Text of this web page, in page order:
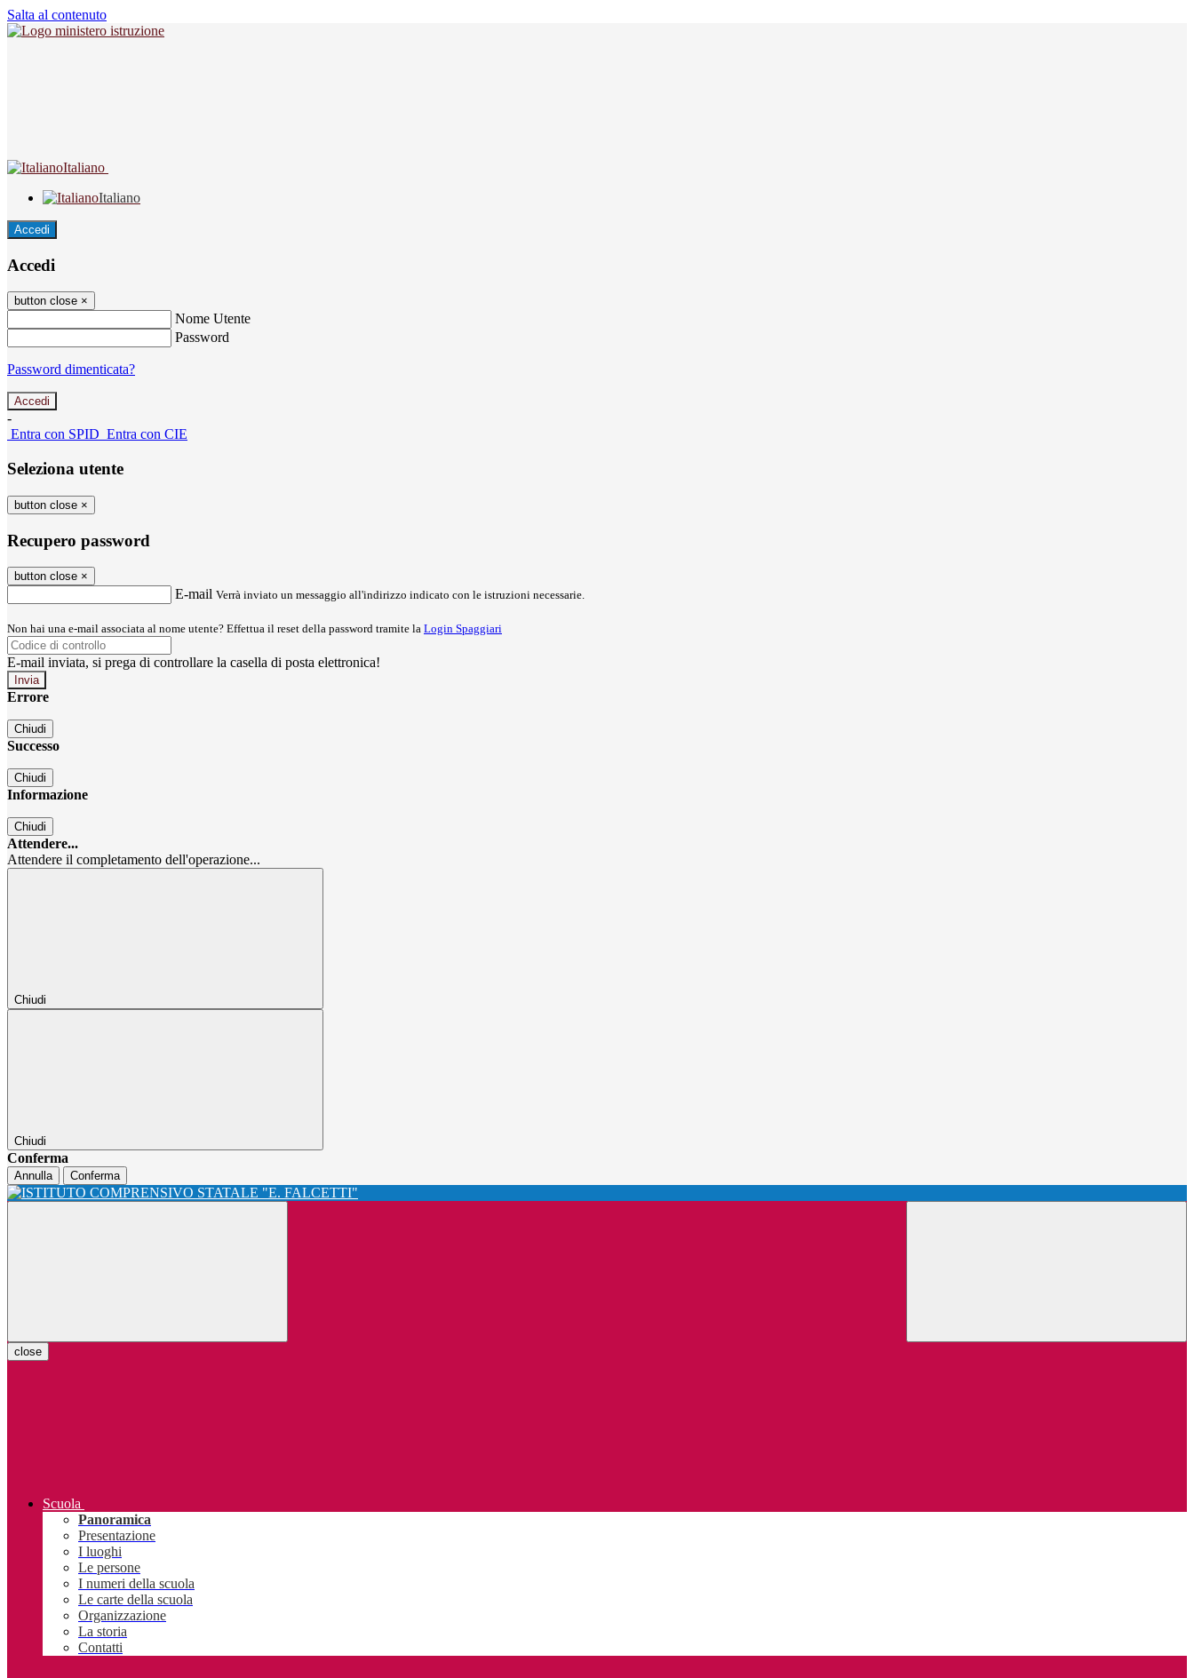
Salta al contenuto
Italiano
Italiano
Accedi
Accedi
button close ×
Nome Utente
Password
Password dimenticata?
-
Entra con SPID Entra con CIE
Seleziona utente
button close ×
Recupero password
button close ×
E-mail Verrà inviato un messaggio all'indirizzo indicato con le istruzioni necessarie.
Non hai una e-mail associata al nome utente? Effettua il reset della password tramite la Login Spaggiari
E-mail inviata, si prega di controllare la casella di posta elettronica!
Errore
Chiudi
Successo
Chiudi
Informazione
Chiudi
Attendere...
Attendere il completamento dell'operazione...
Chiudi
Chiudi
Conferma
Annulla Conferma
close
Scuola
Panoramica
Presentazione
I luoghi
Le persone
I numeri della scuola
Le carte della scuola
Organizzazione
La storia
Contatti